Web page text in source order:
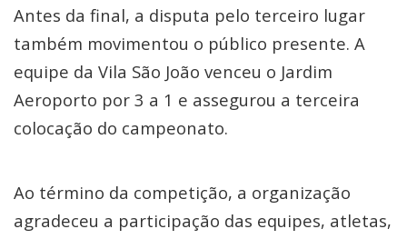
Antes da final, a disputa pelo terceiro lugar
também movimentou o público presente. A
equipe da Vila São João venceu o Jardim
Aeroporto por 3 a 1 e assegurou a terceira
colocação do campeonato.
Ao término da competição, a organização
agradeceu a participação das equipes, atletas,